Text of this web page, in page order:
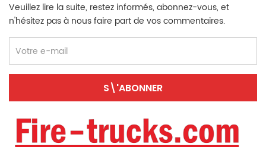
Veuillez lire la suite, restez informés, abonnez-vous, et
n'hésitez pas à nous faire part de vos commentaires.